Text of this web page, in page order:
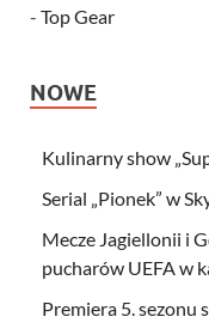
- Top Gear
NOWE
Kulinarny show
Serial „Pionek” w
Mecze Jagiellonii i
pucharów UEFA w
Premiera 5. sezonu